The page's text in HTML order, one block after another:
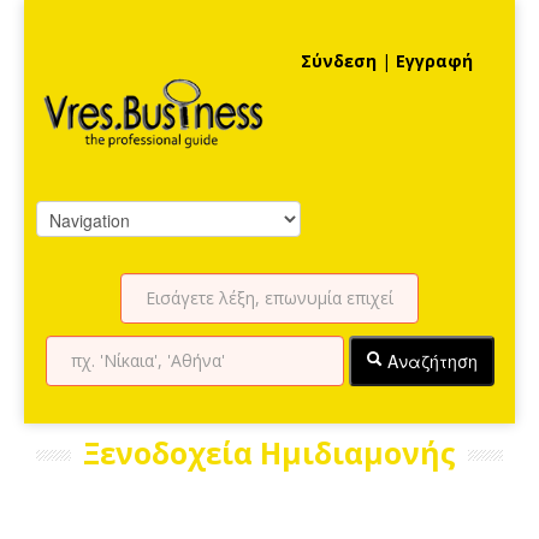
Σύνδεση | Εγγραφή
Αναζήτηση
Ξενοδοχεία Ημιδιαμονής